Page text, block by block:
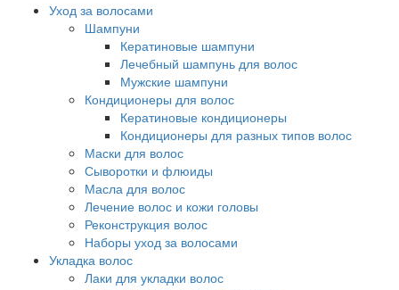
Уход за волосами
Шампуни
Кератиновые шампуни
Лечебный шампунь для волос
Мужские шампуни
Кондиционеры для волос
Кератиновые кондиционеры
Кондиционеры для разных типов волос
Маски для волос
Сыворотки и флюиды
Масла для волос
Лечение волос и кожи головы
Реконструкция волос
Наборы уход за волосами
Укладка волос
Лаки для укладки волос